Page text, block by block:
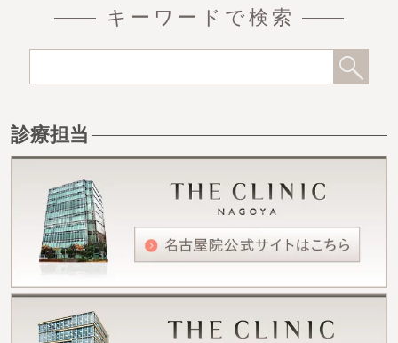
キーワードで検索
診療担当